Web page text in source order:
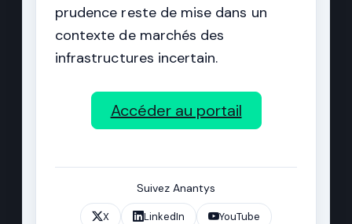
prudence reste de mise dans un
contexte de marchés des
infrastructures incertain.
Accéder au portail
Suivez Anantys
X LinkedIn YouTube